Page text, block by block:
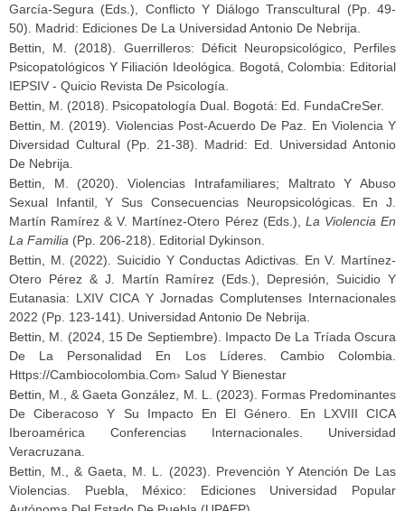
García-Segura (Eds.), Conflicto Y Diálogo Transcultural (pp. 49-
50). Madrid: Ediciones De La Universidad Antonio De Nebrija.
Bettin, M. (2018). Guerrilleros: Déficit Neuropsicológico, Perfiles
Psicopatológicos Y Filiación Ideológica. Bogotá, Colombia: Editorial
IEPSIV - Quicio Revista De Psicología.
Bettin, M. (2018). Psicopatología Dual. Bogotá: Ed. FundaCreSer.
Bettin, M. (2019). Violencias Post-Acuerdo De Paz. En Violencia Y
Diversidad Cultural (pp. 21-38). Madrid: Ed. Universidad Antonio
De Nebrija.
Bettin, M. (2020). Violencias Intrafamiliares; Maltrato Y Abuso
Sexual Infantil, Y Sus Consecuencias Neuropsicológicas. En J.
Martín Ramírez & V. Martínez-Otero Pérez (Eds.), La Violencia En
La Familia (pp. 206-218). Editorial Dykinson.
Bettin, M. (2022). Suicidio Y Conductas Adictivas. En V. Martínez-
Otero Pérez & J. Martín Ramírez (Eds.), Depresión, Suicidio Y
Eutanasia: LXIV CICA Y Jornadas Complutenses Internacionales
2022 (pp. 123-141). Universidad Antonio De Nebrija.
Bettin, M. (2024, 15 De Septiembre). Impacto De La Tríada Oscura
De La Personalidad En Los Líderes. Cambio Colombia.
Https://cambiocolombia.com› Salud Y Bienestar
Bettin, M., & Gaeta González, M. L. (2023). Formas Predominantes
De Ciberacoso Y Su Impacto En El Género. En LXVIII CICA
Iberoamérica Conferencias Internacionales. Universidad
Veracruzana.
Bettin, M., & Gaeta, M. L. (2023). Prevención Y Atención De Las
Violencias. Puebla, México: Ediciones Universidad Popular